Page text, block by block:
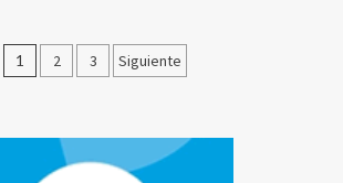
1 2 3 Siguiente